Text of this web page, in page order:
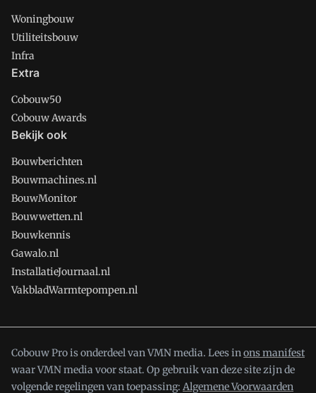
Woningbouw
Utiliteitsbouw
Infra
Extra
Cobouw50
Cobouw Awards
Bekijk ook
Bouwberichten
Bouwmachines.nl
BouwMonitor
Bouwwetten.nl
Bouwkennis
Gawalo.nl
InstallatieJournaal.nl
VakbladWarmtepompen.nl
Cobouw Pro is onderdeel van VMN media. Lees inons manifest
waar VMN media voor staat. Op gebruik van deze site zijn de
volgende regelingen van toepassing: Algemene Voorwaarden